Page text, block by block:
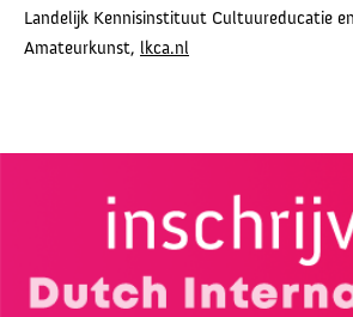
Landelijk Kennisinstituut Cultuureducatie en
Amateurkunst, lkca.nl